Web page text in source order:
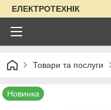
ЕЛЕКТРОТЕХНІК
Товари та послуги
Новинка